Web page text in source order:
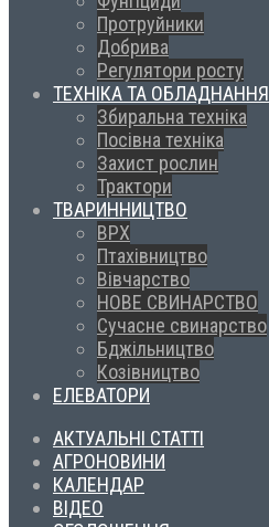
Протруйники
Добрива
Регулятори росту
ТЕХНІКА ТА ОБЛАДНАННЯ
Збиральна техніка
Посівна техніка
Захист рослин
Трактори
ТВАРИННИЦТВО
ВРХ
Птахівництво
Вівчарство
НОВЕ СВИНАРСТВО
Сучасне свинарство
Бджільництво
Козівництво
ЕЛЕВАТОРИ
АКТУАЛЬНІ СТАТТІ
АГРОНОВИНИ
КАЛЕНДАР
ВІДЕО